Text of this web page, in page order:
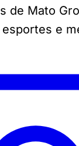
de Mato
e